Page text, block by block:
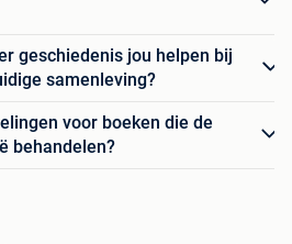
geschiedenis jou helpen bij
samenleving?
voor boeken die de
behandelen?